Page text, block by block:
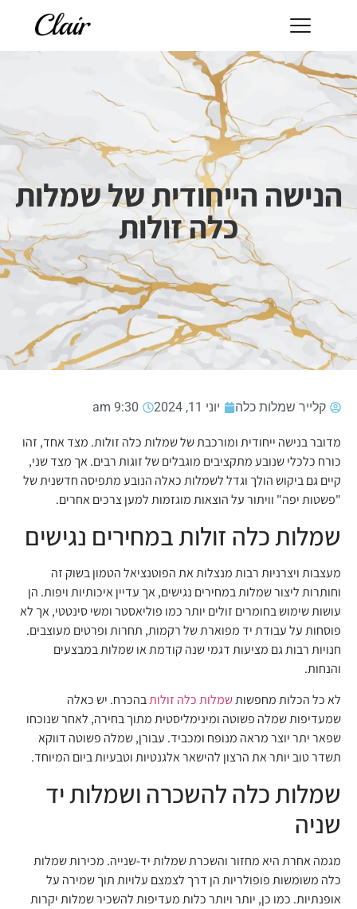
הנישה הייחודית של שמלות
כלה זולות
קלייר שמלות כלה יוני 11, 2024 9:30 am
מדובר בנישה ייחודית ומורכבת של שמלות כלה זולות. מצד אחד, זהו
כורח כלכלי שנובע מתקציבים מוגבלים של זוגות רבים. אך מצד שני,
קיים גם ביקוש הולך וגדל לשמלות כאלה הנובע מתפיסה חדשנית של
"פשטות יפה" וויתור על הוצאות מוגזמות למען צרכים אחרים.
שמלות כלה זולות במחירים נגישים
מעצבות ויצרניות רבות מנצלות את הפוטנציאל הטמון בשוק זה
וחותרות ליצור שמלות במחירים נגישים, אך עדיין איכותיות ויפות. הן
עושות שימוש בחומרים זולים יותר כמו פוליאסטר ומשי סינטטי, אך לא
פוסחות על עבודת יד מפוארת של רקמות, תחרות ופרטים מעוצבים.
חנויות רבות גם מציעות דגמי שנה קודמת או שמלות במבצעים
והנחות.
לא כל הכלות מחפשותשמלות כלה זולותבהכרח. יש כאלה
שמעדיפות שמלה פשוטה ומינימליסטית מתוך בחירה, לאחר שנוכחו
שפאר יתר יוצר מראה מנופח ומכביד. עבורן, שמלה פשוטה דווקא
תשדר טוב יותר את הרצון להישאר אלגנטיות וטבעיות ביום המיוחד.
שמלות כלה להשכרה ושמלות יד
שניה
מגמה אחרת היא מחזור והשכרת שמלות יד-שנייה. מכירות שמלות
כלה משומשות פופולריות הן דרך לצמצם עלויות תוך שמירה על
אופנתיות. כמו כן, יותר ויותר כלות מעדיפות להשכיר שמלות יקרות